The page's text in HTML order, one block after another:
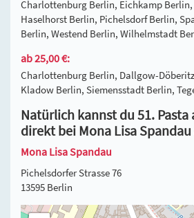
Charlottenburg Berlin, Eichkamp
Haselhorst Berlin, Pichelsdorf Berlin,
Berlin, Westend Berlin, Wilhelmstadt
ab 25,00 €:
Charlottenburg Berlin, Dallgow-
Kladow Berlin, Siemensstadt Berlin,
Natürlich kannst du 51. Pasta
direkt bei Mona Lisa
Mona Lisa Spandau
Pichelsdorfer Strasse 76
13595 Berlin